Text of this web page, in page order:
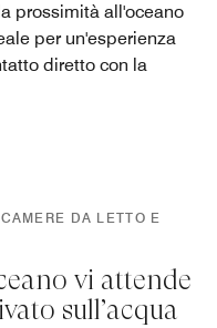
prossimità all'oceano
per un'esperienza
diretto con la
DA LETTO E
vi attende
sull’acqua